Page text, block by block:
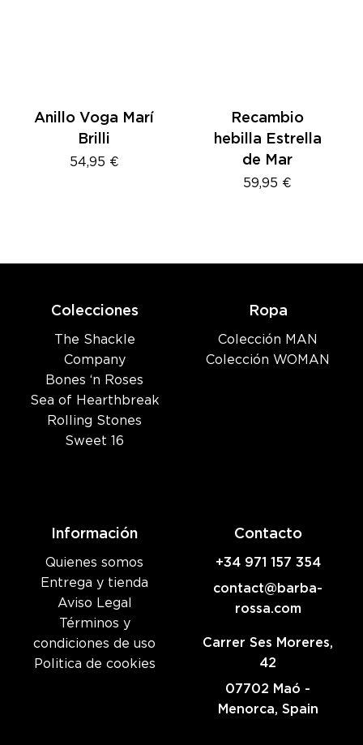
Anillo Voga Marí
Brilli
54,95 €
Recambio
hebilla Estrella
de Mar
59,95 €
Colecciones
The Shackle
Company
Bones ‘n Roses
Sea of Hearthbreak
Rolling Stones
Sweet 16
Ropa
Colección MAN
Colección WOMAN
Información
Quienes somos
Entrega y tienda
Aviso Legal
Términos y
condiciones de uso
Politica de cookies
Contacto
+34 971 157 354
contact@barba-
rossa.com
Carrer Ses Moreres,
42
07702 Maó -
Menorca, Spain